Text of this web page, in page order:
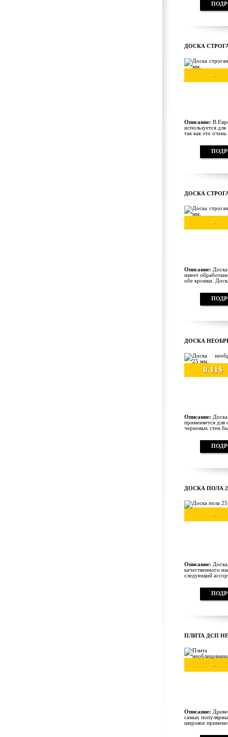
ДОСКА
-
Описание: В
используется
так как это
ДОСКА
-
Описание:
имеет
обе кромки.
ДОСКА
0.11$
Описание:
применяется для
черновых стен
ДОСКА ПОЛА
-
Описание:
качественного
следующий
ПЛИТА ДСП
-
Описание:
самых
широкое